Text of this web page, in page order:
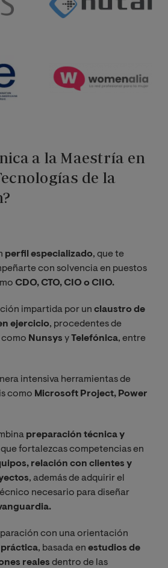
a la Maestría en
de la
perfil especializado, que te
con solvencia en puestos
CDO, CTO, CIO o CIIO.
impartida por un claustro de
ejercicio, procedentes de
Nunsys yTelefónica, entre
intensiva herramientas de
como Microsoft Project, Power
preparación técnica y
que fortalezcas competencias en
relación con clientes y
, además de adquirir el
necesario para diseñar
con una orientación
práctica, basada en estudios de
reales dentro de las